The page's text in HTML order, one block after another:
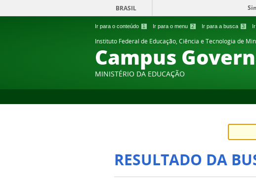
Ir para o conteúdo 1 Ir para o menu 2 Ir para a busca 3
BRASIL
Instituto Federal de Educação, Ciência e Tecnologia de
Campus
MINISTÉRIO DA EDUCAÇÃO
RESULTADO DA